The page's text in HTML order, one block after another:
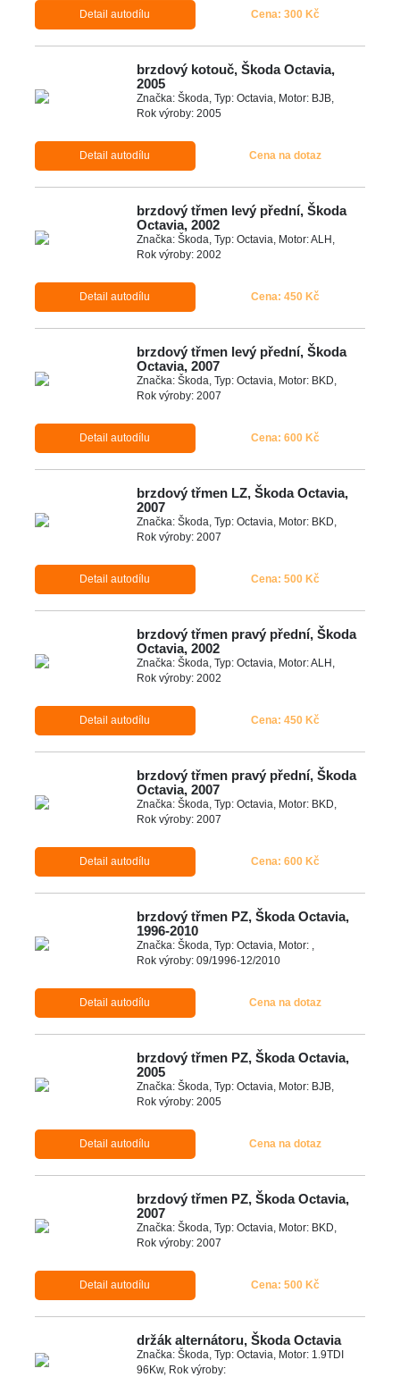
Detail autodílu Cena: 300 Kč
brzdový kotouč, Škoda Octavia,
2005
Značka: Škoda, Typ: Octavia, Motor: BJB,
Rok výroby: 2005
Detail autodílu Cena na dotaz
brzdový třmen levý přední, Škoda
Octavia, 2002
Značka: Škoda, Typ: Octavia, Motor: ALH,
Rok výroby: 2002
Detail autodílu Cena: 450 Kč
brzdový třmen levý přední, Škoda
Octavia, 2007
Značka: Škoda, Typ: Octavia, Motor: BKD,
Rok výroby: 2007
Detail autodílu Cena: 600 Kč
brzdový třmen LZ, Škoda Octavia,
2007
Značka: Škoda, Typ: Octavia, Motor: BKD,
Rok výroby: 2007
Detail autodílu Cena: 500 Kč
brzdový třmen pravý přední, Škoda
Octavia, 2002
Značka: Škoda, Typ: Octavia, Motor: ALH,
Rok výroby: 2002
Detail autodílu Cena: 450 Kč
brzdový třmen pravý přední, Škoda
Octavia, 2007
Značka: Škoda, Typ: Octavia, Motor: BKD,
Rok výroby: 2007
Detail autodílu Cena: 600 Kč
brzdový třmen PZ, Škoda Octavia,
1996-2010
Značka: Škoda, Typ: Octavia, Motor: ,
Rok výroby: 09/1996-12/2010
Detail autodílu Cena na dotaz
brzdový třmen PZ, Škoda Octavia,
2005
Značka: Škoda, Typ: Octavia, Motor: BJB,
Rok výroby: 2005
Detail autodílu Cena na dotaz
brzdový třmen PZ, Škoda Octavia,
2007
Značka: Škoda, Typ: Octavia, Motor: BKD,
Rok výroby: 2007
Detail autodílu Cena: 500 Kč
držák alternátoru, Škoda Octavia
Značka: Škoda, Typ: Octavia, Motor: 1.9TDI
96Kw, Rok výroby: